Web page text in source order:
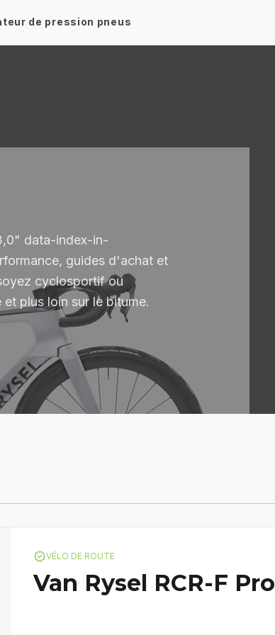
de pression pneus
data-index-in-
guides d'achat et
cyclosportif ou
plus loin sur le bitume.
verifiedVÉLO DE ROUTE
Van Rysel RCR-F Pro